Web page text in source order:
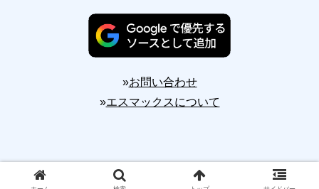
»お問い合わせ
»エスマックスについて
Copyright © 2010-2026 S-MAX All Rights Reserved.